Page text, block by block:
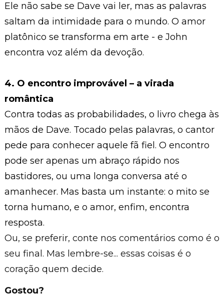
Ele não sabe se Dave vai ler, mas as palavras
saltam da intimidade para o mundo. O amor
platônico se transforma em arte - e John
encontra voz além da devoção.
4. O encontro improvável – a virada
romântica
Contra todas as probabilidades, o livro chega às
mãos de Dave. Tocado pelas palavras, o cantor
pede para conhecer aquele fã fiel. O encontro
pode ser apenas um abraço rápido nos
bastidores, ou uma longa conversa até o
amanhecer. Mas basta um instante: o mito se
torna humano, e o amor, enfim, encontra
resposta.
Ou, se preferir, conte nos comentários como é o
seu final. Mas lembre-se... essas coisas é o
coração quem decide.
Gostou?